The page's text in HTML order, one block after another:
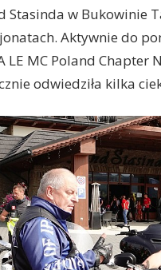
Stasinda w Bukowinie
Aktywnie do
LE MC Poland
odwiedziła kilka